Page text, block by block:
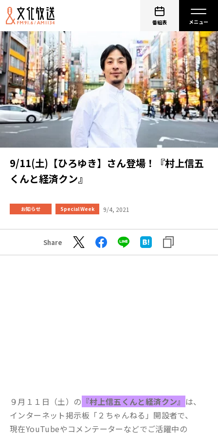
番組表
9/11(土)【ひろゆき】さん登場！『村上信五
くんと経済クン』
お知らせ Special Week 9/4, 2021
Share
９月１１日（土）の 『村上信五くんと経済クン』 は、
インターネット掲示板「２ちゃんねる」開設者で、
現在YouTubeやコメンテーターなどでご活躍中の